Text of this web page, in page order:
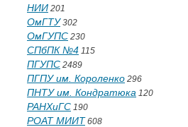
НИИ 201
ОмГТУ302
ОмГУПС 230
СПбПК №4 115
ПГУПС 2489
ПГПУ им. Короленко 296
ПНТУ им. Кондратюка 120
РАНХиГС 190
РОАТ МИИТ 608